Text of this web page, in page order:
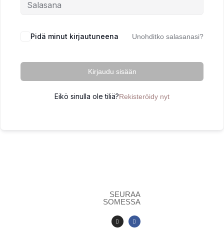
Pidä minut kirjautuneena Unohditko salasanasi?
Kirjaudu sisään
Eikö sinulla ole tiliä?Rekisteröidy nyt
SEURAA
SOMESSA